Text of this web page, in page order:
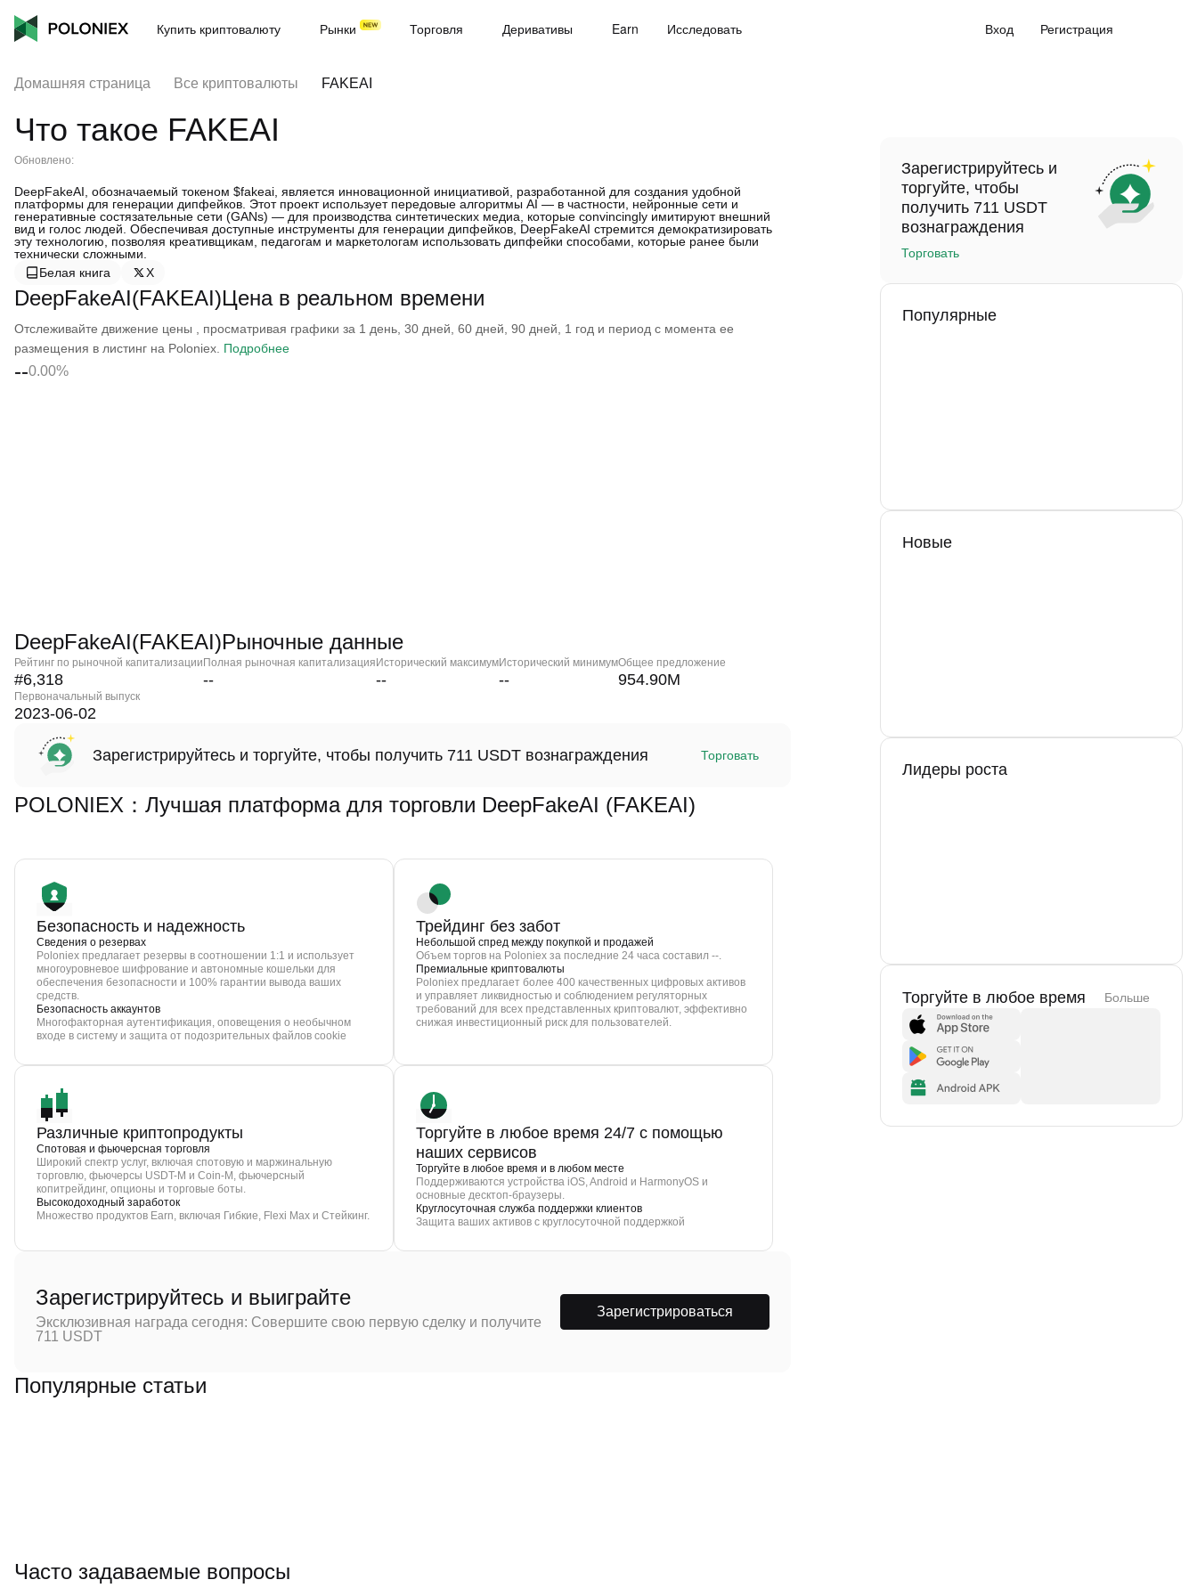
Купить криптовалюту Рынки Торговля Деривативы Earn Исследовать Вход Регистрация
Домашняя страница Все криптовалюты FAKEAI
Что такое FAKEAI
Обновлено:
DeepFakeAI, обозначаемый токеном $fakeai, является инновационной инициативой, разработанной для создания удобной
платформы для генерации дипфейков. Этот проект использует передовые алгоритмы AI — в частности, нейронные сети и
генеративные состязательные сети (GANs) — для производства синтетических медиа, которые convincingly имитируют внешний
вид и голос людей. Обеспечивая доступные инструменты для генерации дипфейков, DeepFakeAI стремится демократизировать
эту технологию, позволяя креативщикам, педагогам и маркетологам использовать дипфейки способами, которые ранее были
технически сложными.
Белая книга
X
DeepFakeAI(FAKEAI)Цена в реальном времени
Отслеживайте движение цены , просматривая графики за 1 день, 30 дней, 60 дней, 90 дней, 1 год и период с момента ее
размещения в листинг на Poloniex. Подробнее
--0.00%
DeepFakeAI(FAKEAI)Рыночные данные
Рейтинг по рыночной капитализации
#6,318
Полная рыночная капитализация
--
Исторический максимум
--
Исторический минимум
--
Общее предложение
954.90M
Первоначальный выпуск
2023-06-02
Зарегистрируйтесь и торгуйте, чтобы получить 711 USDT вознаграждения Торговать
POLONIEX：Лучшая платформа для торговли DeepFakeAI (FAKEAI)
Безопасность и надежность
Сведения о резервах
Poloniex предлагает резервы в соотношении 1:1 и использует
многоуровневое шифрование и автономные кошельки для
обеспечения безопасности и 100% гарантии вывода ваших
средств.
Безопасность аккаунтов
Многофакторная аутентификация, оповещения о необычном
входе в систему и защита от подозрительных файлов cookie
Трейдинг без забот
Небольшой спред между покупкой и продажей
Объем торгов на Poloniex за последние 24 часа составил --.
Премиальные криптовалюты
Poloniex предлагает более 400 качественных цифровых активов
и управляет ликвидностью и соблюдением регуляторных
требований для всех представленных криптовалют, эффективно
снижая инвестиционный риск для пользователей.
Различные криптопродукты
Спотовая и фьючерсная торговля
Широкий спектр услуг, включая спотовую и маржинальную
торговлю, фьючерсы USDT-M и Coin-M, фьючерсный
копитрейдинг, опционы и торговые боты.
Высокодоходный заработок
Множество продуктов Earn, включая Гибкие, Flexi Max и Стейкинг.
Торгуйте в любое время 24/7 с помощью
наших сервисов
Торгуйте в любое время и в любом месте
Поддерживаются устройства iOS, Android и HarmonyOS и
основные десктоп-браузеры.
Круглосуточная служба поддержки клиентов
Защита ваших активов с круглосуточной поддержкой
Зарегистрируйтесь и выиграйте
Эксклюзивная награда сегодня: Совершите свою первую сделку и получите
711 USDT
Зарегистрироваться
Популярные статьи
Часто задаваемые вопросы
Зарегистрируйтесь и
торгуйте, чтобы
получить 711 USDT
вознаграждения
Торговать
Популярные
Новые
Лидеры роста
Торгуйте в любое время Больше